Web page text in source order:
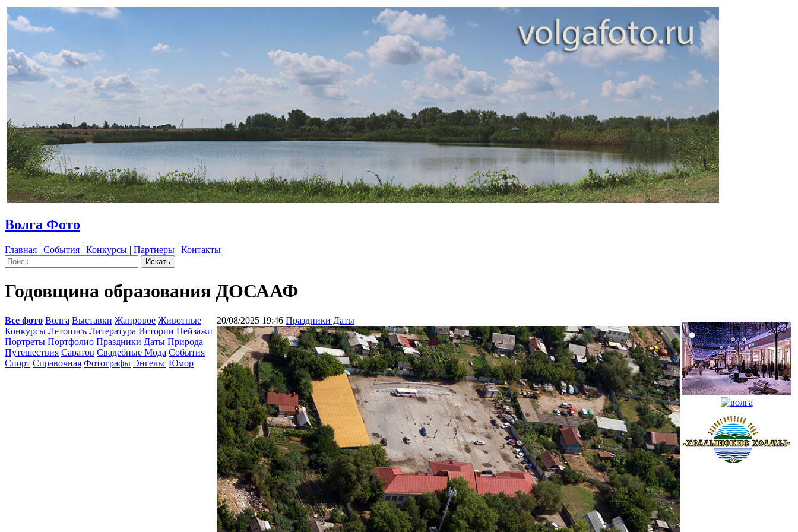
Волга Фото
Главная | События | Конкурсы | Партнеры | Контакты
Годовщина образования ДОСААФ
Все фото Волга Выставки Жанровое Животные
Конкурсы Летопись Литература Истории Пейзажи
Портреты Портфолио Праздники Даты Природа
Путешествия Саратов Свадебные Мода События
Спорт Справочная Фотографы Энгельс Юмор
20/08/2025 19:46 Праздники Даты